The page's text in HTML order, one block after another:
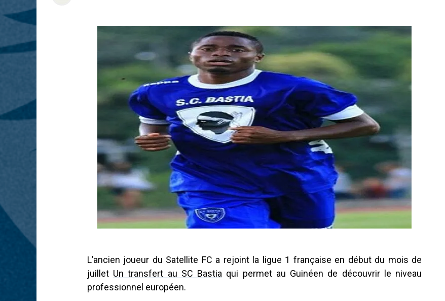
L’ancien joueur du Satellite FC a rejoint la ligue 1 française en début du mois de
juillet Un transfert au SC Bastia qui permet au Guinéen de découvrir le niveau
professionnel européen.